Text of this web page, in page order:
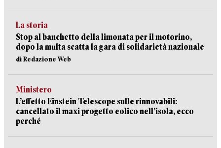
La storia
Stop al banchetto della limonata per il motorino,
dopo la multa scatta la gara di solidarietà nazionale
di Redazione Web
Ministero
L’effetto Einstein Telescope sulle rinnovabili:
cancellato il maxi progetto eolico nell’isola, ecco
perché